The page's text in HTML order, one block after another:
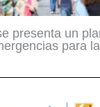
presenta un
para